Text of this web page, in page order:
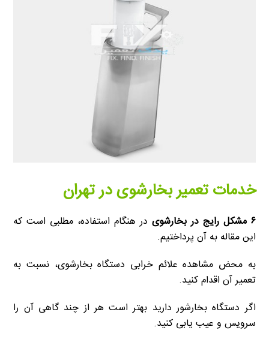
خدمات تعمیر بخارشوی در تهران
۶ مشکل رایج در بخارشوی
در هنگام استفاده، مطلبی است که
این مقاله به آن پرداختیم.
به محض مشاهده علائم خرابی دستگاه بخارشوی، نسبت به
تعمیر آن اقدام کنید.
اگر دستگاه بخارشور دارید بهتر است هر از چند گاهی آن را
سرویس و عیب یابی کنید.